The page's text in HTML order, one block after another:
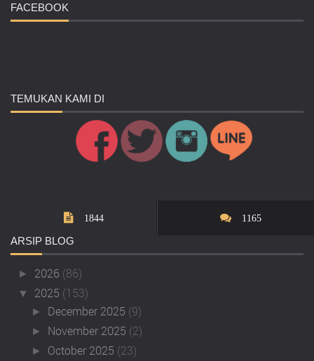
FACEBOOK
TEMUKAN KAMI DI
1844 1165
ARSIP BLOG
► 2026 (86)
▼ 2025 (153)
► December 2025 (9)
► November 2025 (2)
► October 2025 (23)